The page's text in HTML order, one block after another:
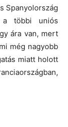
Spanyolország
a többi uniós
ára van, mert
még nagyobb
miatt holott